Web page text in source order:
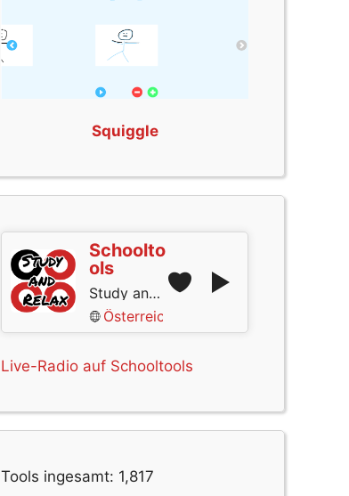
Squiggle
Schoolto
ols
Study and Relax
Österreich
Live-Radio auf Schooltools
Tools ingesamt: 1,817